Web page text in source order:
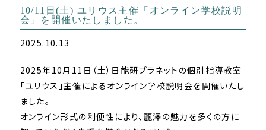
10/11日(土) ユリウス主催「オンライン学校説明
会」を開催いたしました。
2025.10.13
2025年10月11日（土）日能研プラネットの個別指導教室
「ユリウス」主催によるオンライン学校説明会を開催いたし
ました。
オンライン形式の利便性により、麗澤の魅力を多くの方に